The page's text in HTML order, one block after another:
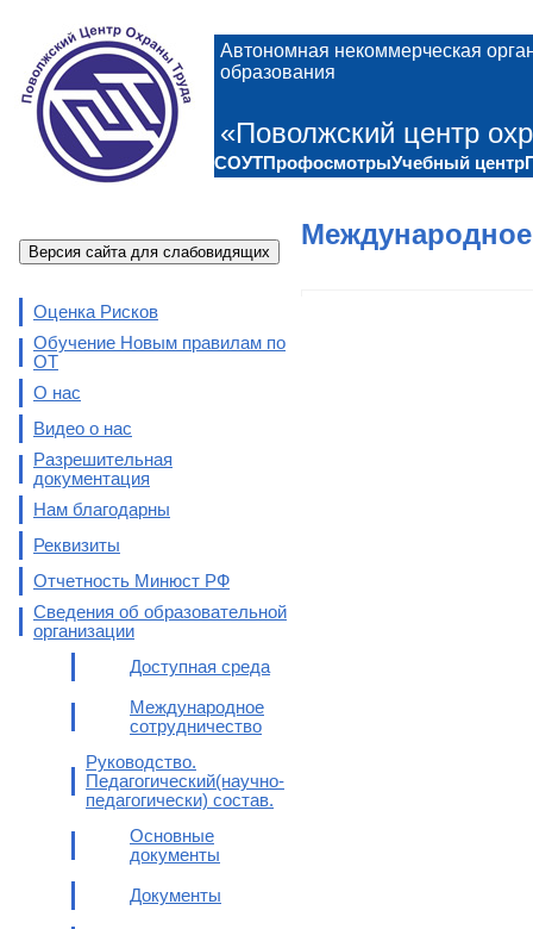
Автономная некоммерческая
образования
«Поволжский центр
СОУТПрофосмотрыУчебный центр
Версия сайта для слабовидящих
Оценка Рисков
Обучение Новым правилам по
ОТ
О нас
Видео о нас
Разрешительная
документация
Нам благодарны
Реквизиты
Отчетность Минюст РФ
Сведения об образовательной
организации
Доступная среда
Международное
сотрудничество
Руководство.
Педагогический(научно-
педагогически) состав.
Основные
документы
Документы